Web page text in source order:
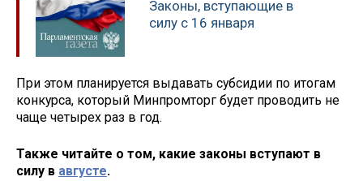
Законы, вступающие в
силу с 16 января
При этом планируется выдавать субсидии по итогам
конкурса, который Минпромторг будет проводить не
чаще четырех раз в год.
Также читайте о том, какие законы вступают в
силу в августе.